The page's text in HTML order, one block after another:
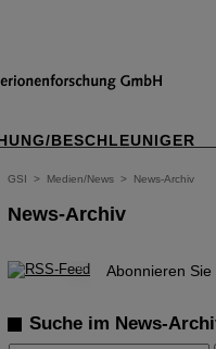
BESCHLEUNIGER
GSI > Medien/News > News-Archiv
News-Archiv
© Abonnieren Sie
Suche im News-